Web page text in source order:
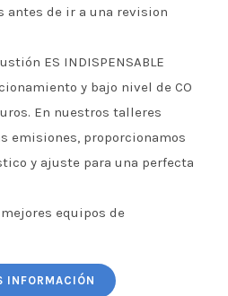
antes de ir a una revision
ES INDISPENSABLE
y bajo nivel de CO
En nuestros talleres
emisiones, proporcionamos
y ajuste para una perfecta
equipos de
INFORMACIÓN